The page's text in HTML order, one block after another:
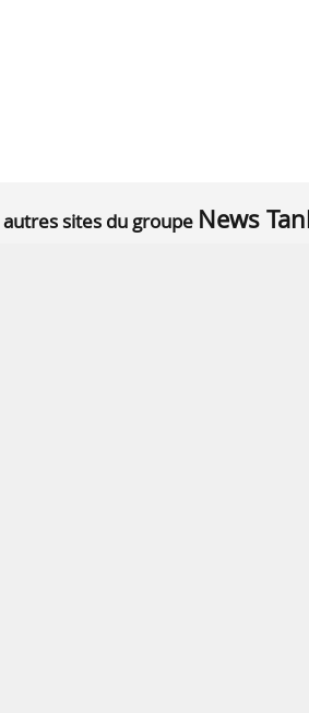
autres sites du groupe News